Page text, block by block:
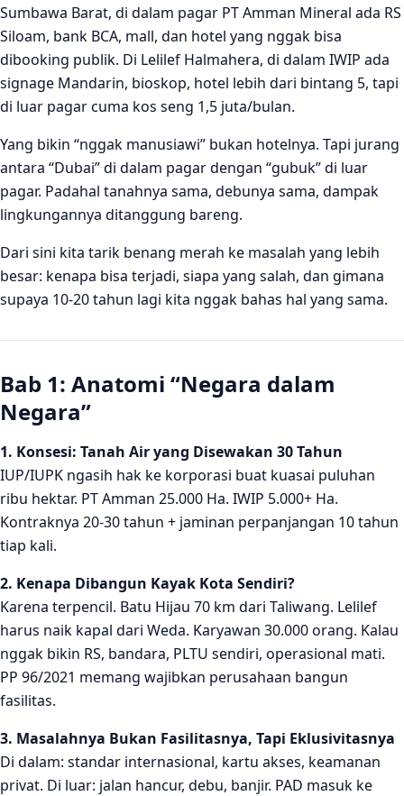
Sumbawa Barat, di dalam pagar PT Amman Mineral ada RS
Siloam, bank BCA, mall, dan hotel yang nggak bisa
dibooking publik. Di Lelilef Halmahera, di dalam IWIP ada
signage Mandarin, bioskop, hotel lebih dari bintang 5, tapi
di luar pagar cuma kos seng 1,5 juta/bulan.
Yang bikin “nggak manusiawi” bukan hotelnya. Tapi jurang
antara “Dubai” di dalam pagar dengan “gubuk” di luar
pagar. Padahal tanahnya sama, debunya sama, dampak
lingkungannya ditanggung bareng.
Dari sini kita tarik benang merah ke masalah yang lebih
besar: kenapa bisa terjadi, siapa yang salah, dan gimana
supaya 10-20 tahun lagi kita nggak bahas hal yang sama.
Bab 1: Anatomi “Negara dalam
Negara”
1. Konsesi: Tanah Air yang Disewakan 30 Tahun
IUP/IUPK ngasih hak ke korporasi buat kuasai puluhan
ribu hektar. PT Amman 25.000 Ha. IWIP 5.000+ Ha.
Kontraknya 20-30 tahun + jaminan perpanjangan 10 tahun
tiap kali.
2. Kenapa Dibangun Kayak Kota Sendiri?
Karena terpencil. Batu Hijau 70 km dari Taliwang. Lelilef
harus naik kapal dari Weda. Karyawan 30.000 orang. Kalau
nggak bikin RS, bandara, PLTU sendiri, operasional mati.
PP 96/2021 memang wajibkan perusahaan bangun
fasilitas.
3. Masalahnya Bukan Fasilitasnya, Tapi Eklusivitasnya
Di dalam: standar internasional, kartu akses, keamanan
privat. Di luar: jalan hancur, debu, banjir. PAD masuk ke